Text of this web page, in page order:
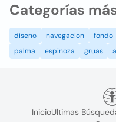
Categorías
diseno navegacion fondo
palma
espinoza gruas
InicioUltimas